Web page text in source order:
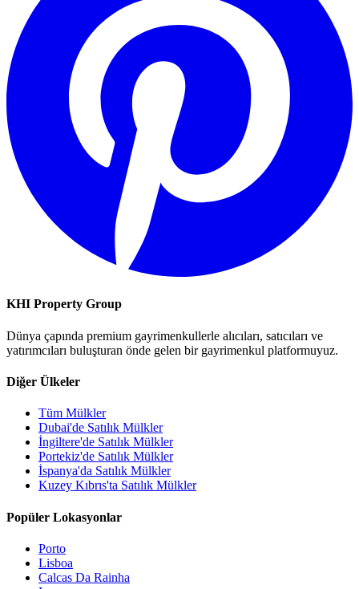
KHI Property Group
Dünya çapında premium gayrimenkullerle alıcıları, satıcıları ve
yatırımcıları buluşturan önde gelen bir gayrimenkul platformuyuz.
Diğer Ülkeler
Tüm Mülkler
Dubai'de Satılık Mülkler
İngiltere'de Satılık Mülkler
Portekiz'de Satılık Mülkler
İspanya'da Satılık Mülkler
Kuzey Kıbrıs'ta Satılık Mülkler
Popüler Lokasyonlar
Porto
Lisboa
Calcas Da Rainha